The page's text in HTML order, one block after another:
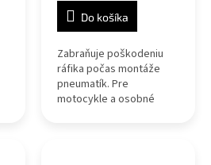
Do košíka
Zabraňuje poškodeniu
ráfika počas montáže
pneumatík. Pre
motocykle a osobné